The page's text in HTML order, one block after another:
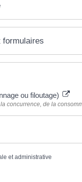
formulaires
ou filoutage)
concurrence, de la
et administrative